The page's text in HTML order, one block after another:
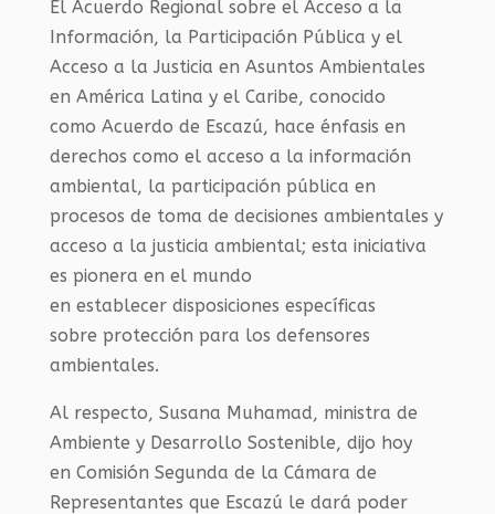
El Acuerdo Regional sobre el Acceso a la
Información, la Participación Pública y el
Acceso a la Justicia en Asuntos Ambientales
en América Latina y el Caribe, conocido
como Acuerdo de Escazú, hace énfasis en
derechos como el acceso a la información
ambiental, la participación pública en
procesos de toma de decisiones ambientales y
acceso a la justicia ambiental; esta iniciativa
es pionera en el mundo
en establecer disposiciones específicas
sobre protección para los defensores
ambientales.
Al respecto, Susana Muhamad, ministra de
Ambiente y Desarrollo Sostenible, dijo hoy
en Comisión Segunda de la Cámara de
Representantes que Escazú le dará poder